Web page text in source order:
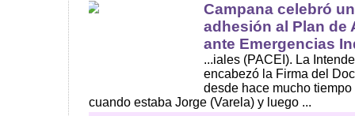
Campana celebró
adhesión al Plan de
ante Emergencias
...iales (PACEI). La
encabezó la Firma del
desde hace mucho
cuando estaba Jorge (Varela) y luego ...